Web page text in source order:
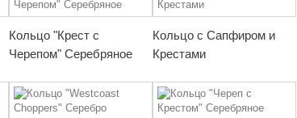
Кольцо "Крест с
Черепом" Серебряное
Кольцо с Сапфиром и
Крестами